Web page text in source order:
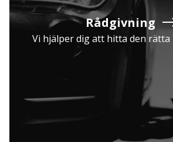
Rådgivning
Vi hjälper dig att hitta den